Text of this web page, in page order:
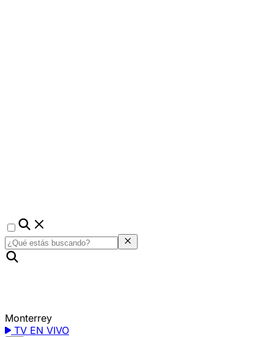
Monterrey
TV EN VIVO